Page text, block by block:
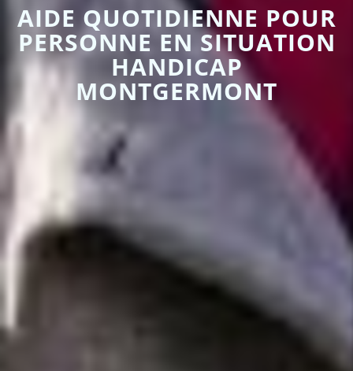
AIDE QUOTIDIENNE POUR
PERSONNE EN SITUATION
HANDICAP
MONTGERMONT